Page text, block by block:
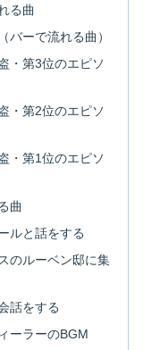
る曲
バーで流れる曲）
・第3位のエピソ
・第2位のエピソ
・第1位のエピソ
曲
ルと話をする
のルーベン邸に集
話をする
ーラーのBGM